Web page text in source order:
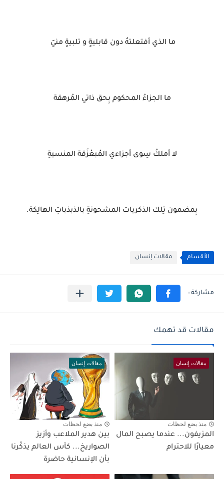
ما الذي أفتعلتهُ دون قابليةٍ و تلبيةٍ منيّ
ما الجزاءُ المحكوم بِحق ذاتي المُرهقة
لا أملكُ سِوى أجزاءي المُبعْزَقة المنسيةِ
بِمضمون تِلك الذكريات المشحونةِ بالذبذباتِ الهالِكة.
الأقسام مقالات إنسان
مقالات قد تهمك
مقالات إنسان
منذ بضع لحظات
المزيفون... عندما يصبح المال
معيارًا للاحترام
مقالات إنسان
منذ بضع لحظات
بين هدير الملاعب وأزيز
الصواريخ... كأس العالم يذكّرنا
بأن الإنسانية حاضرة